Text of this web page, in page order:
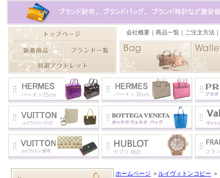
ホームページ ＞ ルイヴィトンコピー ＞